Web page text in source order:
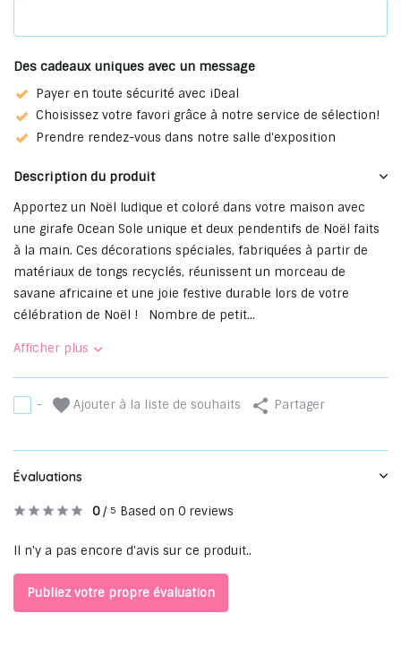
Des cadeaux uniques avec un message
Payer en toute sécurité avec iDeal
Choisissez votre favori grâce à notre service de sélection!
Prendre rendez-vous dans notre salle d'exposition
Description du produit
Apportez un Noël ludique et coloré dans votre maison avec
une girafe Ocean Sole unique et deux pendentifs de Noël faits
à la main. Ces décorations spéciales, fabriquées à partir de
matériaux de tongs recyclés, réunissent un morceau de
savane africaine et une joie festive durable lors de votre
célébration de Noël ! Nombre de petit...
Afficher plus
- Ajouter à la liste de souhaits Partager
Évaluations
0/ 5 Based on 0 reviews
Il n'y a pas encore d'avis sur ce produit..
Publiez votre propre évaluation